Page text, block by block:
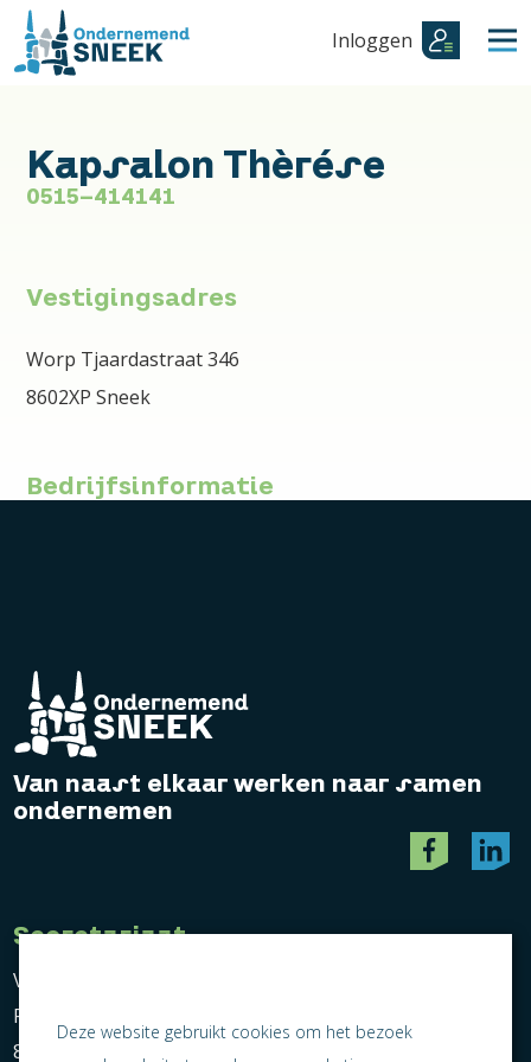
Inloggen
Kapsalon Thèrése
0515-414141
Vestigingsadres
Worp Tjaardastraat 346
8602XP Sneek
Bedrijfsinformatie
Van naast elkaar werken naar samen
ondernemen
Secretariaat
Vereniging Ondernemend Sneek
Postbus 464
8600 AL Sneek
Deze website gebruikt cookies om het bezoek